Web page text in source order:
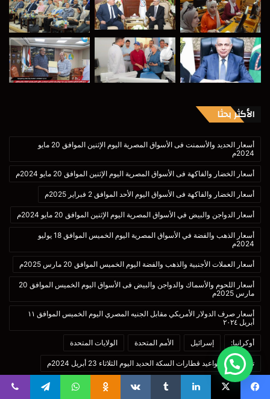
الأكثر بحثا
أسعار الحديد والأسمنت فى الأسواق المصرية اليوم الإثنين الموافق 20 مايو
2024م
أسعار الخضار والفاكهة فى الأسواق المصرية اليوم الإثنين الموافق 20 مايو 2024م
أسعار الخضار والفاكهة فى الأسواق اليوم الأحد الموافق 2 فبراير 2025م
أسعار الدواجن والبيض في الأسواق المصرية اليوم الإثنين الموافق 20 مايو 2024م
أسعار الذهب والفضة في الأسواق المصرية اليوم الخميس الموافق 18 يوليو
2024م
أسعار العملات الأجنبية والذهب والفضة اليوم الخميس الموافق 20 مارس 2025م
أسعار اللحوم والأسماك والدواجن والبيض فى الأسواق اليوم الخميس الموافق 20
مارس 2025م
أسعار صرف الدولار الأمريكي مقابل الجنيه المصري اليوم الخميس الموافق ١١
أبريل ٢٠٢٤
أوكرانيا: إسرائيل الأمم المتحدة الولايات المتحدة
تعرف على مواعيد قطارات السكة الحديد اليوم الثلاثاء 23 أبريل 2024م
حركة حماس